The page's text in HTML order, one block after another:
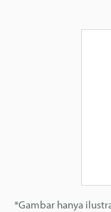
*Gambar hanya